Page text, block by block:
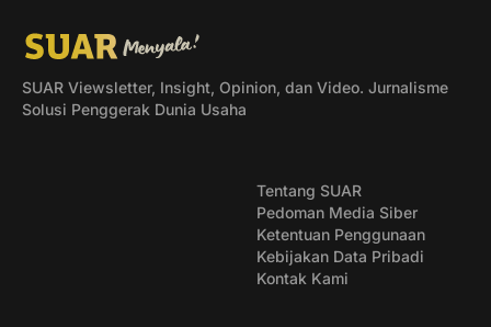
SUAR Viewsletter, Insight, Opinion, dan Video. Jurnalisme
Solusi Penggerak Dunia Usaha
Tentang SUAR
Pedoman Media Siber
Ketentuan Penggunaan
Kebijakan Data Pribadi
Kontak Kami